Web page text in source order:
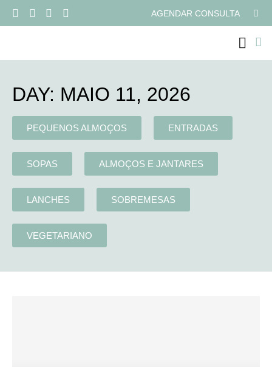
AGENDAR CONSULTA
DAY: MAIO 11, 2026
PEQUENOS ALMOÇOS ENTRADAS
SOPAS ALMOÇOS E JANTARES
LANCHES SOBREMESAS
VEGETARIANO